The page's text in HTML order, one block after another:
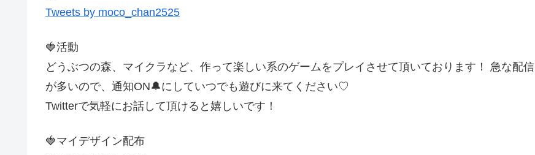
Tweets by moco_chan2525
🍓活動
どうぶつの森、マイクラなど、作って楽しい系のゲームをプレイさせて頂いております！ 急な配信
が多いので、通知ON🔔にしていつでも遊びに来てください♡
Twitterで気軽にお話して頂けると嬉しいです！
🍓マイデザイン配布